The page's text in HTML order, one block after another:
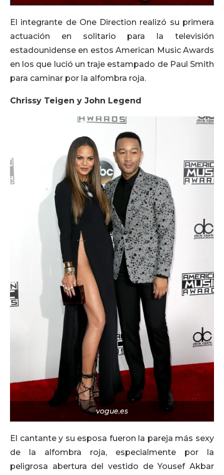
El integrante de One Direction realizó su primera
actuación en solitario para la televisión
estadounidense en estos American Music Awards
en los que lució un traje estampado de Paul Smith
para caminar por la alfombra roja.
Chrissy Teigen y John Legend
vogue.es
El cantante y su esposa fueron la pareja más sexy
de la alfombra roja, especialmente por la
peligrosa abertura del vestido de Yousef Akbar